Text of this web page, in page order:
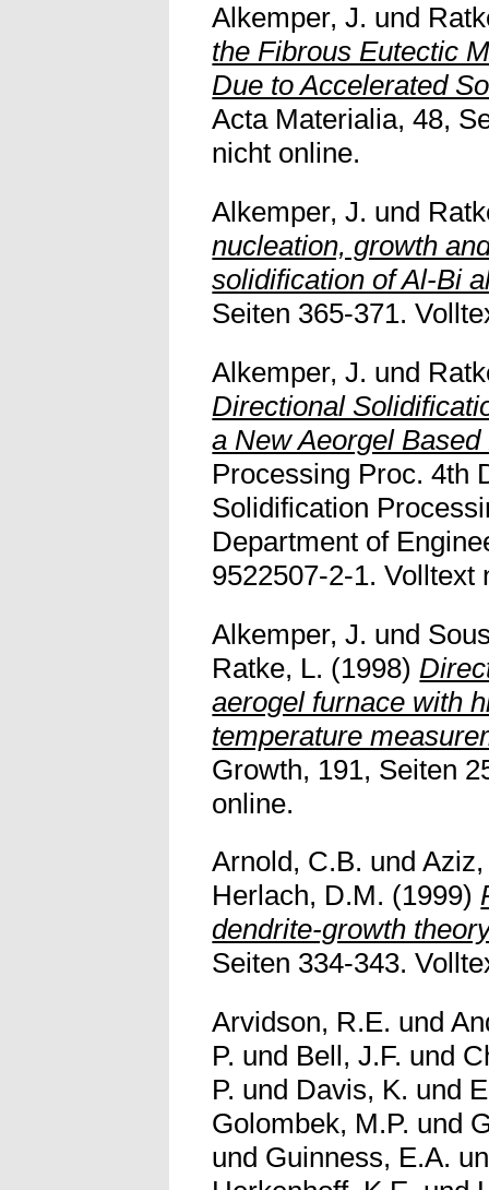
Alkemper, J. und
the Fibrous Eutectic
Due to Accelerated
Acta Materialia, 48,
nicht online.
Alkemper, J. und
nucleation, growth
solidification of Al-Bi
Seiten 365-371.
Alkemper, J. und
Directional
a New Aeorgel
Processing Proc. 4th
Solidification
Department of
9522507-2-1. Volltext
Alkemper, J. und
Ratke, L. (1998)
aerogel furnace with
temperature
Growth, 191, Seiten
online.
Arnold, C.B. und
Herlach, D.M. (1999)
dendrite-growth
Seiten 334-343.
Arvidson, R.E. und
P. und Bell, J.F. und
P. und Davis, K. und
Golombek, M.P. und
und Guinness, E.A.